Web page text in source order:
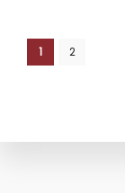
1 2